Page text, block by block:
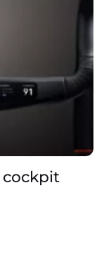
cockpit